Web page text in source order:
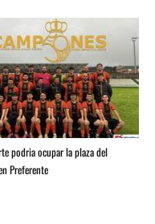
podria ocupar la plaza del
Preferente